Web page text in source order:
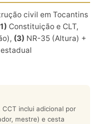
civil em Tocantins
Constituição e CLT,
(3) NR-35 (Altura) +
CCT inclui adicional por
mestre) e cesta